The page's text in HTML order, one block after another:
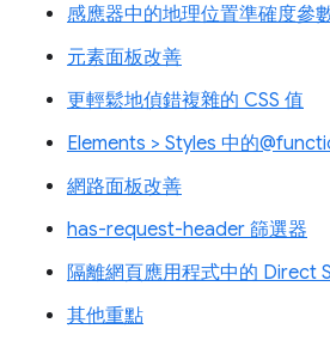
感應器中的地理位置準確度參
元素面板改善
更輕鬆地偵錯複雜的 CSS 值
Elements > Styles 中的
網路面板改善
has-request-header 篩選器
隔離網頁應用程式中的 Direct
其他重點